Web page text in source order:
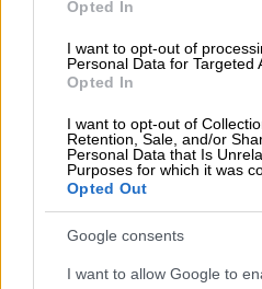
Opted In
I want to opt-out of
Personal Data for Targeted
Opted In
I want to opt-out of
Retention, Sale, and/or
Personal Data that Is
Purposes for which it was
Opted Out
Google consents
I want to allow Google to
για να φτάσει και
την πλευρά του
κρίσιμα πολιτικά
των δύο η παραμονή
από τον πόλεμο -